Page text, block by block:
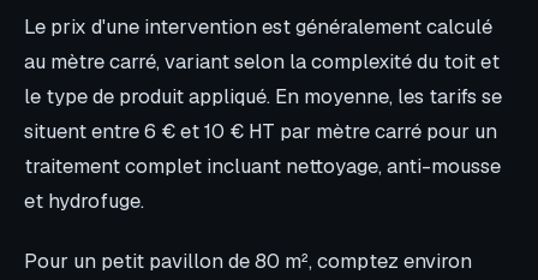
Le prix d'une intervention est généralement calculé
au mètre carré, variant selon la complexité du toit et
le type de produit appliqué. En moyenne, les tarifs se
situent entre 6 € et 10 € HT par mètre carré pour un
traitement complet incluant nettoyage, anti-mousse
et hydrofuge.
Pour un petit pavillon de 80 m², comptez environ